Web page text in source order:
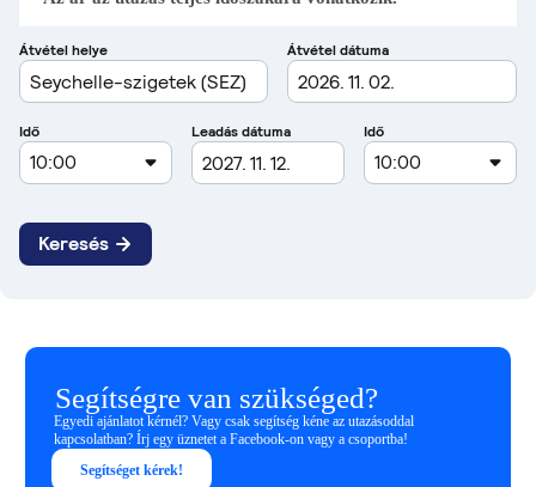
Segítségre van szükséged?
Egyedi ajánlatot kérnél? Vagy csak segítség kéne az utazásoddal
kapcsolatban? Írj egy üznetet a Facebook-on vagy a csoportba!
Segítséget kérek!